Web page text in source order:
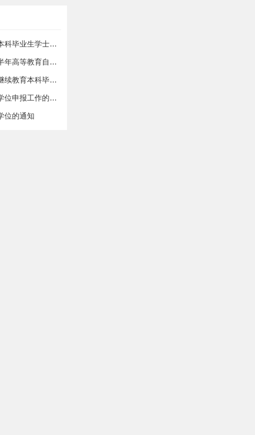
广东外语外贸大学关于2026年上半年自考本科毕业生学士学位证书领取的通知
湖北工业大学继续教育学院关于2026年上半年高等教育自学考试本科毕业生申请学士学位工作的通知
​武汉纺织大学关于2026年上半年高等学历继续教育本科毕业生学士学位申报工作的通知
湖北大学关于做好2026年上半年成人学士学位申报工作的通知
位的通知